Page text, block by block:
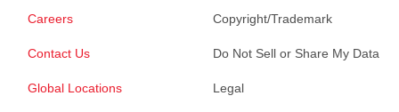
Careers
Contact Us
Global Locations
Copyright/Trademark
Do Not Sell or Share My Data
Legal